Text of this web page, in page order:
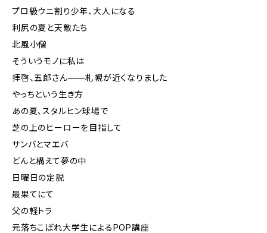
プロ級ウニ割り少年、大人になる
利尻の夏と天敵たち
北風小僧
そういうモノに私は
拝啓、五郎さん——札幌が近くなりました
やっちという生き方
あの夏、スタルヒン球場で
芝の上のヒーローを目指して
サンバとマエバ
どんと構えて夢の中
日曜日の定説
最果てにて
父の軽トラ
元落ちこぼれ大学生によるPOP講座